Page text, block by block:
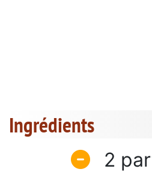
Ingrédients
2